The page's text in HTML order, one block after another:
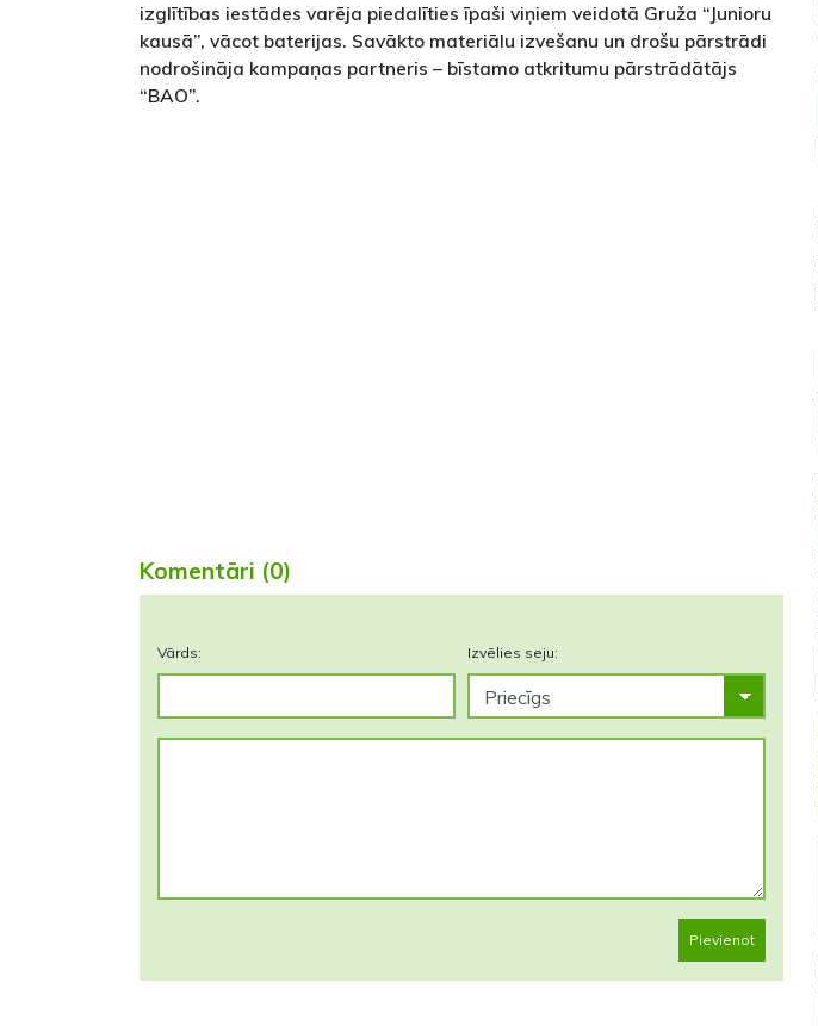
izglītības iestādes varēja piedalīties īpaši viņiem veidotā Gruža “Junioru
kausā”, vācot baterijas. Savākto materiālu izvešanu un drošu pārstrādi
nodrošināja kampaņas partneris – bīstamo atkritumu pārstrādātājs
“BAO”.
Komentāri (0)
Vārds: Izvēlies seju:
Pievienot